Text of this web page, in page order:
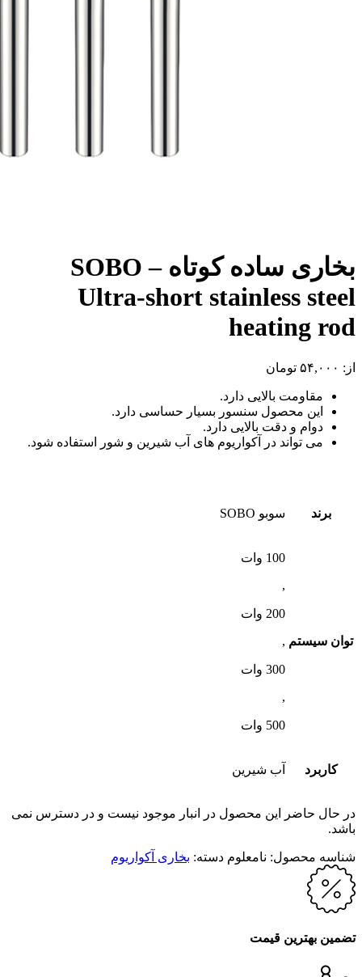
بخاری ساده کوتاه – SOBO
Ultra-short stainless steel
heating rod
از: ۵۴,۰۰۰ تومان
مقاومت بالایی دارد.
این محصول سنسور بسیار حساسی دارد.
دوام و دقت بالایی دارد.
می تواند در آکواریوم های آب شیرین و شور استفاده شود.
برند سوبو SOBO
توان سیستم
100 وات
,
200 وات
,
300 وات
,
500 وات
کاربرد آب شیرین
در حال حاضر این محصول در انبار موجود نیست و در دسترس نمی
باشد.
شناسه محصول: نامعلوم دسته: بخاری آکواریوم
تضمین بهترین قیمت